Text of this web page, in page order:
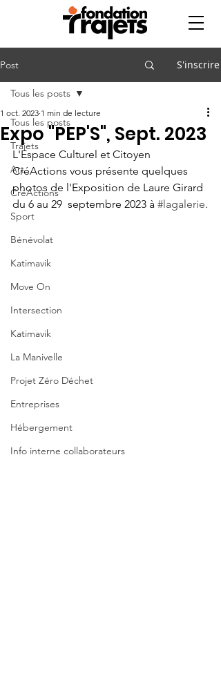
Post S'inscrire
Tous les posts
Trajets
Art
CréActions
Sport
Bénévolat
Katimavik
Move On
Intersection
Katimavik
La Manivelle
Projet Zéro Déchet
Entreprises
Hébergement
Info interne collaborateurs
Tous les posts
Expo "PEP'S", Sept. 2023
1 oct. 2023 1 min de lecture
L'Espace Culturel et Citoyen
CréActions vous présente quelques
photos de l'Exposition de Laure Girard
du 6 au 29  septembre 2023 à #lagalerie.